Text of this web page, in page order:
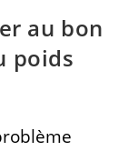
au bon
poids